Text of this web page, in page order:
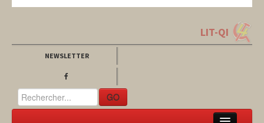
LIT-QI
NEWSLETTER
GO